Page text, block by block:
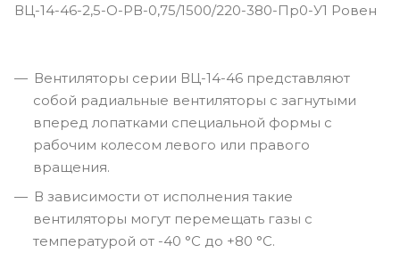
ВЦ-14-46-2,5-О-РВ-0,75/1500/220-380-Пр0-У1 Ровен
Вентиляторы серии ВЦ-14-46 представляют
собой радиальные вентиляторы с загнутыми
вперед лопатками специальной формы с
рабочим колесом левого или правого
вращения.
В зависимости от исполнения такие
вентиляторы могут перемещать газы с
температурой от -40 °С до +80 °С.